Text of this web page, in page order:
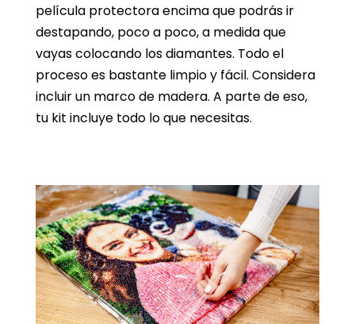
película protectora encima que podrás ir
destapando, poco a poco, a medida que
vayas colocando los diamantes. Todo el
proceso es bastante limpio y fácil. Considera
incluir un marco de madera. A parte de eso,
tu kit incluye todo lo que necesitas.